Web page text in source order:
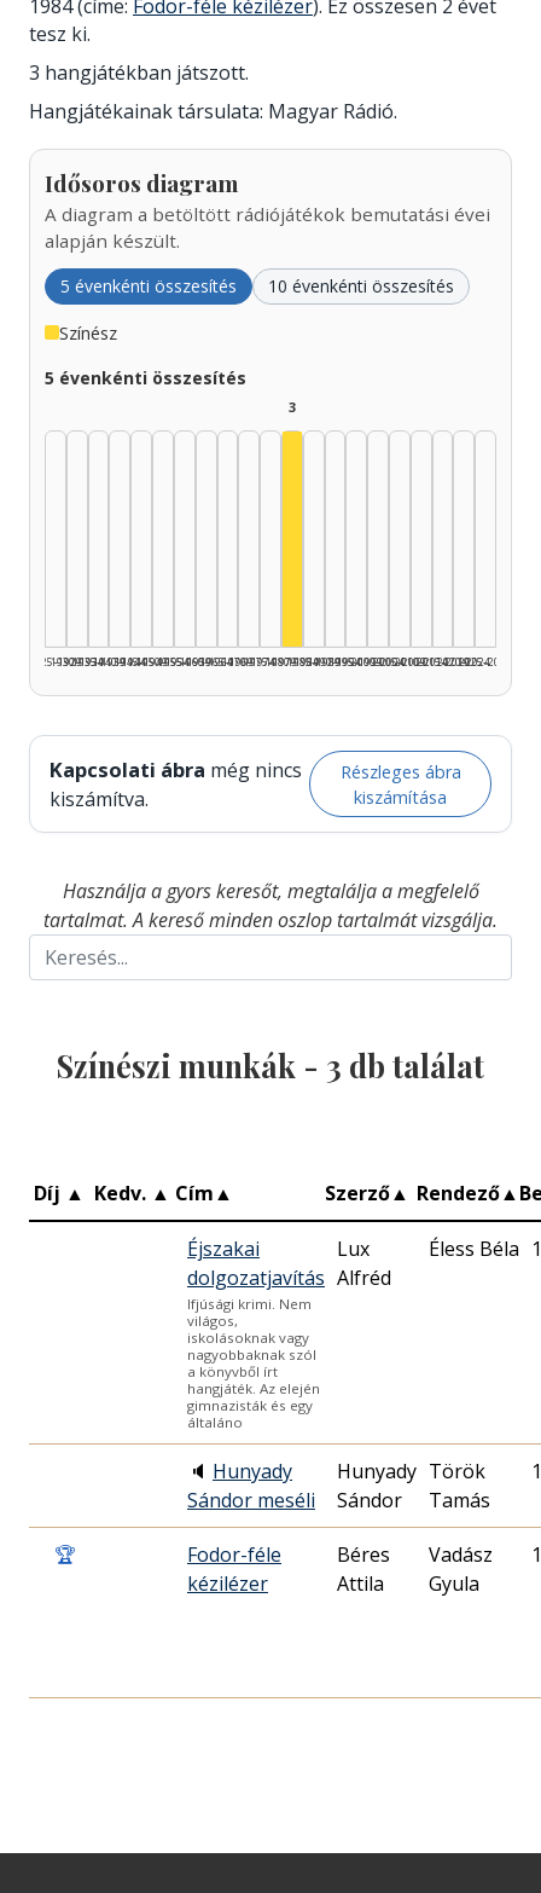
1984 (címe: Fodor-féle kézilézer). Ez összesen 2 évet
tesz ki.
3 hangjátékban játszott.
Hangjátékainak társulata: Magyar Rádió.
Idősoros diagram
A diagram a betöltött rádiójátékok bemutatási évei
alapján készült.
5 évenkénti összesítés 10 évenkénti összesítés
Színész
5 évenkénti összesítés
1925–1929
1930–1934
1935–1939
1940–1944
1945–1949
1950–1954
1955–1959
1960–1964
1965–1969
1970–1974
1975–1979
3
1980–1984
1985–1989
1990–1994
1995–1999
2000–2004
2005–2009
2010–2014
2015–2019
2020–2024
2025–2026
Kapcsolati ábra még nincs
kiszámítva.
Részleges ábra
kiszámítása
Használja a gyors keresőt, megtalálja a megfelelő
tartalmat. A kereső minden oszlop tartalmát vizsgálja.
Színészi munkák - 3 db találat
Díj ▲ Kedv. ▲ Cím▲ Szerző▲ Rendező▲
Éjszakai
dolgozatjavítás
Ifjúsági krimi. Nem
világos,
iskolásoknak vagy
nagyobbaknak szól
a könyvből írt
hangjáték. Az elején
gimnazisták és egy
általáno
Lux
Alfréd
Éless Béla
🔈 Hunyady
Sándor meséli
Hunyady
Sándor
Török
Tamás
🏆
Fodor-féle
kézilézer
Béres
Attila
Vadász
Gyula